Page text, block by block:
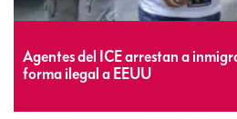
Agentes del ICE arrestan a
forma ilegal a EEUU